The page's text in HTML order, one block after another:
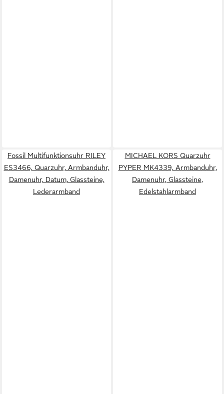
Fossil Multifunktionsuhr RILEY
ES3466, Quarzuhr, Armbanduhr,
Damenuhr, Datum, Glassteine,
Lederarmband
MICHAEL KORS Quarzuhr
PYPER MK4339, Armbanduhr,
Damenuhr, Glassteine,
Edelstahlarmband